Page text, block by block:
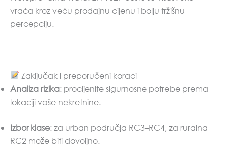
vraća kroz veću prodajnu cijenu i bolju tržišnu
percepciju.
Zaključak i preporučeni koraci
Analiza rizika: procijenite sigurnosne potrebe prema
lokaciji vaše nekretnine.
Izbor klase: za urban područja RC3–RC4, za ruralna
RC2 može biti dovoljno.